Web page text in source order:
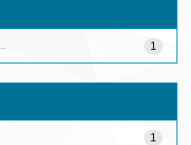
1
1